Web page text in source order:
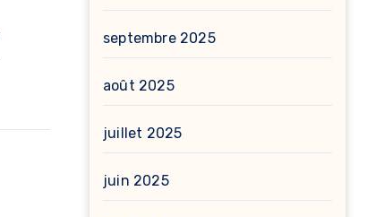
septembre 2025
août 2025
juillet 2025
juin 2025